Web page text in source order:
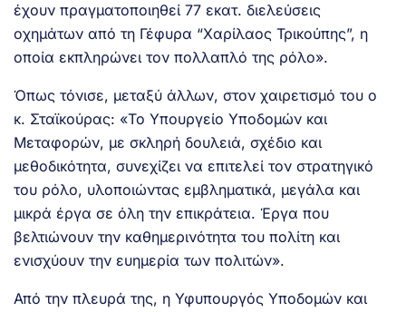
έχουν πραγματοποιηθεί 77 εκατ. διελεύσεις
οχημάτων από τη Γέφυρα “Χαρίλαος Τρικούπης”, η
οποία εκπληρώνει τον πολλαπλό της ρόλο».
Όπως τόνισε, μεταξύ άλλων, στον χαιρετισμό του ο
κ. Σταϊκούρας: «Το Υπουργείο Υποδομών και
Μεταφορών, με σκληρή δουλειά, σχέδιο και
μεθοδικότητα, συνεχίζει να επιτελεί τον στρατηγικό
του ρόλο, υλοποιώντας εμβληματικά, μεγάλα και
μικρά έργα σε όλη την επικράτεια. Έργα που
βελτιώνουν την καθημερινότητα του πολίτη και
ενισχύουν την ευημερία των πολιτών».
Από την πλευρά της, η Υφυπουργός Υποδομών και